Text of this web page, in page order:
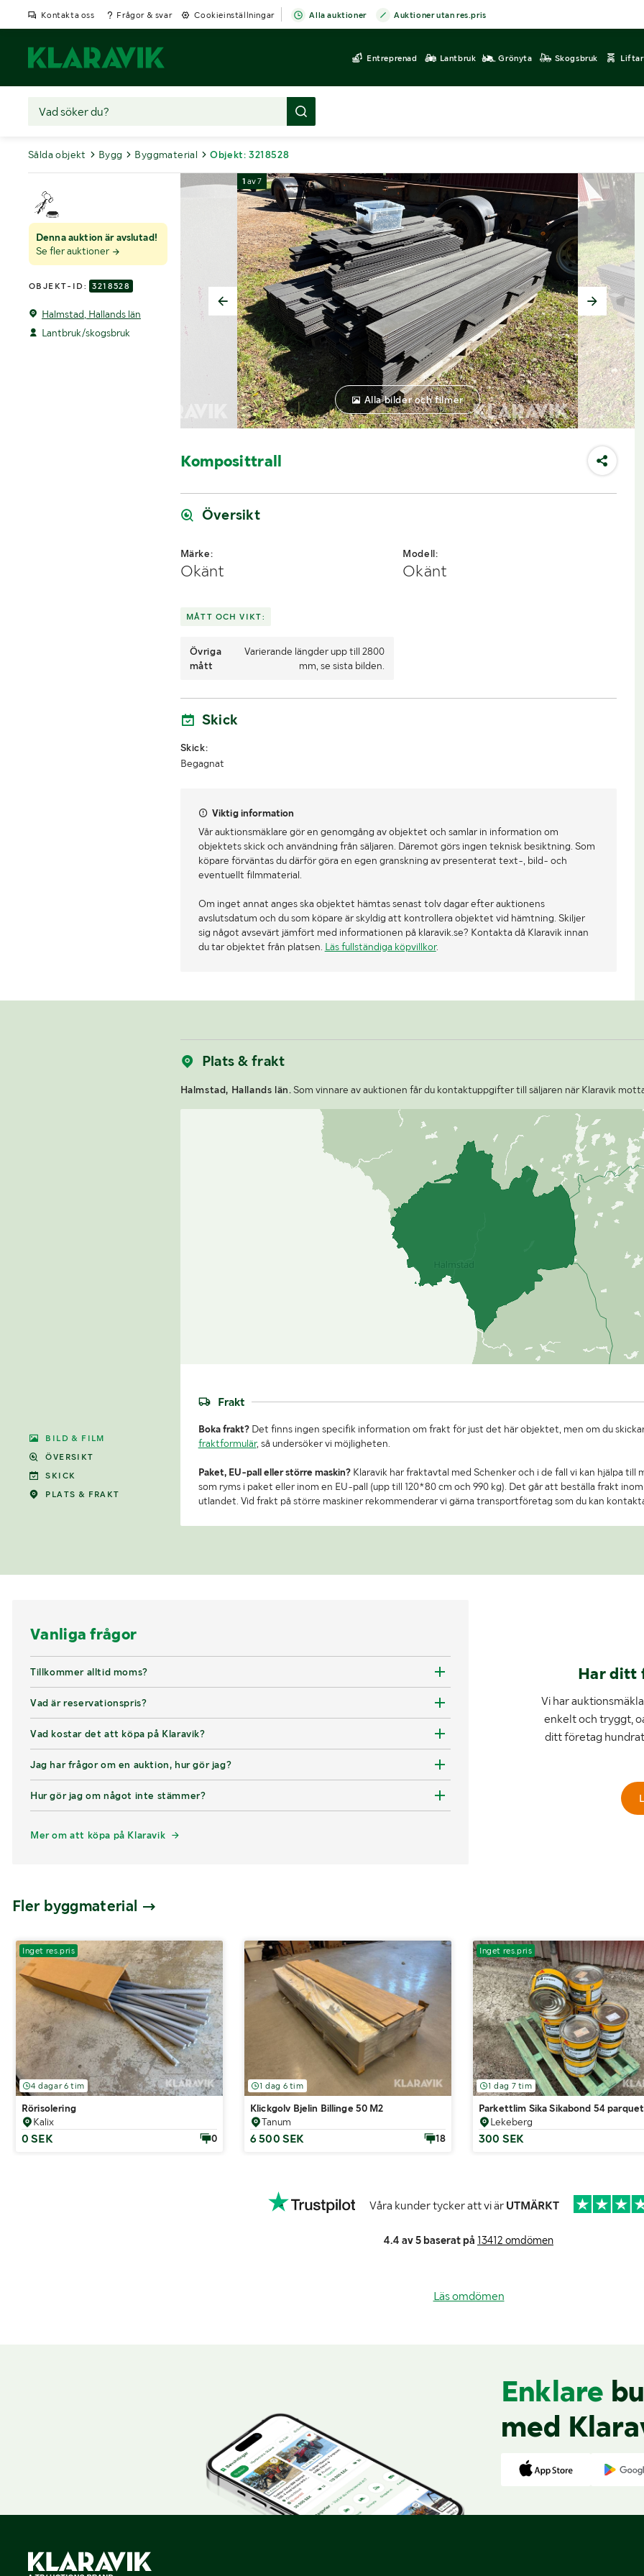
Kontakta oss Frågor & svar Cookieinställningar Alla auktioner Auktioner utan res.pris
Entreprenad Lantbruk Grönyta Skogsbruk Liftar
Sålda objekt Bygg Byggmaterial Objekt: 3218528
Denna auktion är avslutad!
Se fler auktioner
OBJEKT-ID: 3218528
Halmstad, Hallands län
Lantbruk/skogsbruk
BILD & FILM
ÖVERSIKT
SKICK
PLATS & FRAKT
1 av7
Alla bilder och filmer
Komposittrall
Översikt
Märke:
Okänt
Modell:
Okänt
MÅTT OCH VIKT:
Övriga
mått
Varierande längder upp till 2800
mm, se sista bilden.
Skick
Skick:
Begagnat
Viktig information
Vår auktionsmäklare gör en genomgång av objektet och samlar in information om
objektets skick och användning från säljaren. Däremot görs ingen teknisk besiktning. Som
köpare förväntas du därför göra en egen granskning av presenterat text-, bild- och
eventuellt filmmaterial.
Om inget annat anges ska objektet hämtas senast tolv dagar efter auktionens
avslutsdatum och du som köpare är skyldig att kontrollera objektet vid hämtning. Skiljer
sig något avsevärt jämfört med informationen på klaravik.se? Kontakta då Klaravik innan
du tar objektet från platsen. Läs fullständiga köpvillkor.
Plats & frakt
Halmstad, Hallands län.Som vinnare av auktionen får du kontaktuppgifter till säljaren när Klaravik
Frakt
Boka frakt?Det finns ingen specifik information om frakt för just det här objektet, men om du
fraktformulär, så undersöker vi möjligheten.
Paket, EU-pall eller större maskin?Klaravik har fraktavtal med Schenker och i de fall vi kan hjälpa till
som ryms i paket eller inom en EU-pall (upp till 120*80 cm och 990 kg). Det går att beställa frakt
utlandet. Vid frakt på större maskiner rekommenderar vi gärna transportföretag som du kan
Vanliga frågor
Tillkommer alltid moms?
Vad är reservationspris?
Vad kostar det att köpa på Klaravik?
Jag har frågor om en auktion, hur gör jag?
Hur gör jag om något inte stämmer?
Mer om att köpa på Klaravik
Har ditt
Vi har
enkelt och tryggt,
ditt företag
Fler byggmaterial
Inget res.pris
4 dagar 6 tim
Rörisolering
Kalix
0 SEK 0
1 dag 6 tim
Klickgolv Bjelin Billinge 50 M2
Tanum
6 500 SEK 18
Inget res.pris
1 dag 7 tim
Parkettlim Sika Sikabond 54 parquet
Lekeberg
300 SEK
Våra kunder tycker att vi är UTMÄRKT
4.4 av 5 baserat på 13412 omdömen
Läs omdömen
Enklare
med